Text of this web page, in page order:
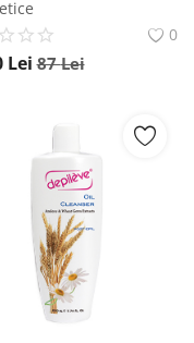
0
Lei 87Lei